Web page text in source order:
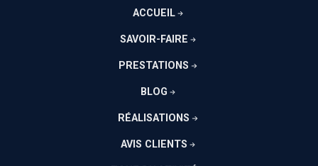
ACCUEIL
SAVOIR-FAIRE
PRESTATIONS
BLOG
RÉALISATIONS
AVIS CLIENTS